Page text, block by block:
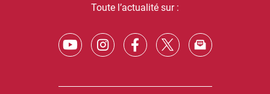
Toute l’actualité sur :